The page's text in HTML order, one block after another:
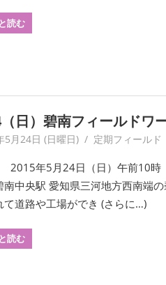
読む
日）碧南フィールドワ
5月24日 (日曜日) yagaiken
定期フィールド
2015年5月24日（日）午前10
南中央駅 愛知県三河地方西南端
て道路や工場ができ (さらに…)
読む